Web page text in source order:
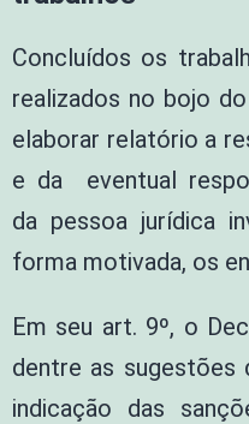
Concluídos os
realizados no bojo
elaborar relatório a
e da eventual
da pessoa jurídica
forma motivada, os
Em seu art. 9º, o
dentre as sugestões
indicação das